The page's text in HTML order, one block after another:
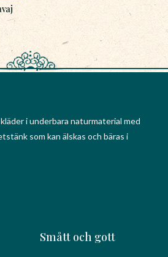
i underbara naturmaterial med
som kan älskas och bäras i
Smått och gott